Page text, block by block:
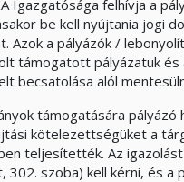
Igazgatósága felhívja a
be kell nyújtania jogi
Azok a pályázók /
támogatott pályázatuk
becsatolása alól
támogatására
kötelezettségüket a
teljesítették. Az
302. szoba) kell kérni, és a